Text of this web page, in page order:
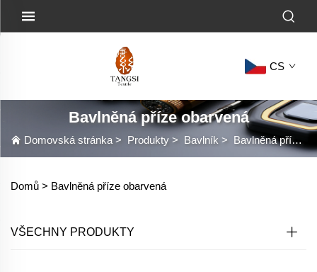
CS
Bavlněná příze obarvená
Domovská stránka > Produkty > Bavlník > Bavlněná příze obarvená
Domů > Bavlněná příze obarvená
VŠECHNY PRODUKTY